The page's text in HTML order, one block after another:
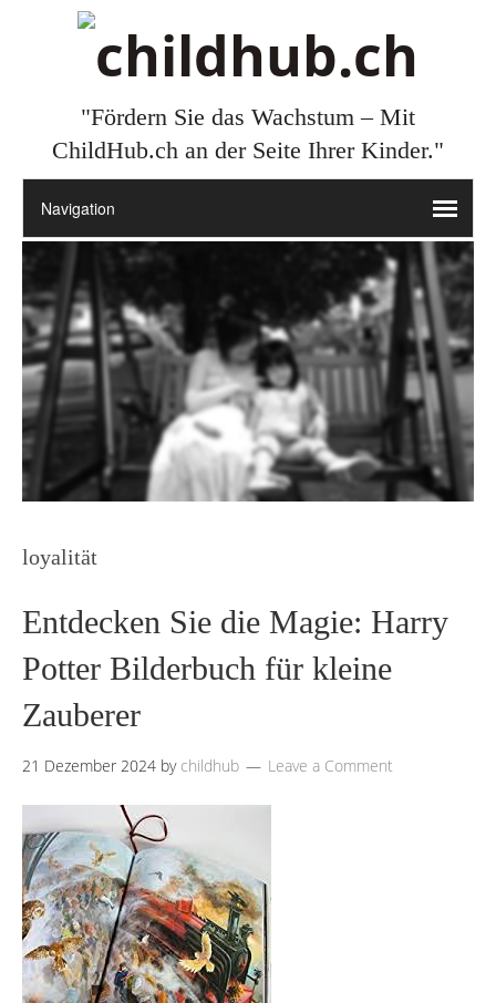
"Fördern Sie das Wachstum – Mit
ChildHub.ch an der Seite Ihrer Kinder."
loyalität
Entdecken Sie die Magie: Harry
Potter Bilderbuch für kleine
Zauberer
21 Dezember 2024 by childhub Leave a Comment